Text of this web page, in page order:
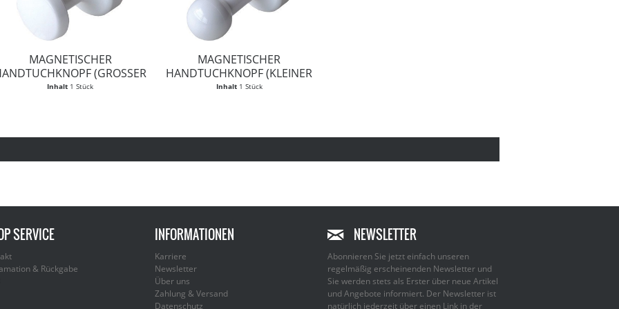
MAGNETISCHER
(GROSSER K
NOOF)
Inhalt 1 Stück
MAGNETISCHER
HANDTUCHKNOPF (KLEINER
KNOPF)
Inhalt 1 Stück
SERVICE
& Rückgabe
INFORMATIONEN
Karriere
Newsletter
Über uns
Zahlung & Versand
Datenschutz
NEWSLETTER
Abonnieren Sie jetzt einfach unseren
regelmäßig erscheinenden Newsletter und
Sie werden stets als Erster über neue Artikel
und Angebote informiert. Der Newsletter ist
natürlich jederzeit über einen Link in der